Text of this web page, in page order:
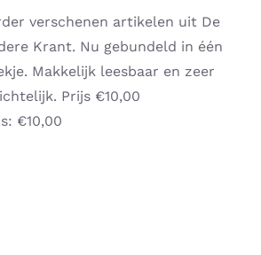
verschenen artikelen uit De
Krant. Nu gebundeld in één
Makkelijk leesbaar en zeer
Prijs €10,00
€10,00